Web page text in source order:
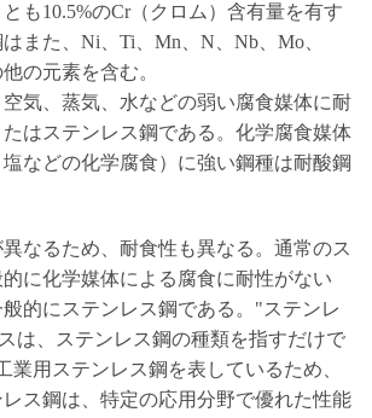
も10.5%のCr（クロム）含有量を有す
また、Ni、Ti、Mn、N、Nb、Mo、
の元素を含む。
気、蒸気、水などの弱い腐食媒体に耐
はステンレス鋼である。化学腐食媒体
塩などの化学腐食）に強い鋼種は耐酸鋼
なるため、耐食性も異なる。通常のス
に化学媒体による腐食に耐性がない
的にステンレス鋼である。"ステンレ
は、ステンレス鋼の種類を指すだけで
業用ステンレス鋼を表しているため、
ス鋼は、特定の応用分野で優れた性能